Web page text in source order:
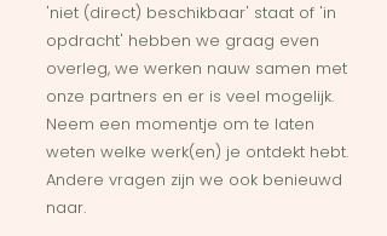
'niet (direct) beschikbaar' staat of 'in
opdracht' hebben we graag even
overleg, we werken nauw samen met
onze partners en er is veel mogelijk.
Neem een momentje om te laten
weten welke werk(en) je ontdekt hebt.
Andere vragen zijn we ook benieuwd
naar.